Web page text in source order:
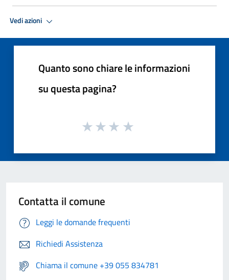
Vedi azioni
Quanto sono chiare le informazioni
su questa pagina?
Contatta il comune
Leggi le domande frequenti
Richiedi Assistenza
Chiama il comune +39 055 834781